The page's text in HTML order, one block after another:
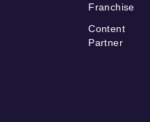
Franchise
Content
Partner